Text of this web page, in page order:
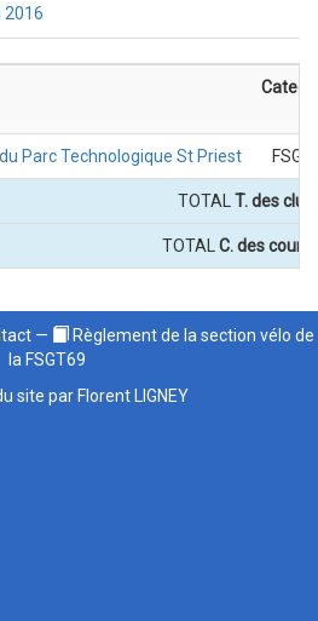
2016
Parc Technologique St Priest FSGT
TOTAL T. des
TOTAL C. des
—
Règlement de la section vélo de
la FSGT69
site par Florent LIGNEY